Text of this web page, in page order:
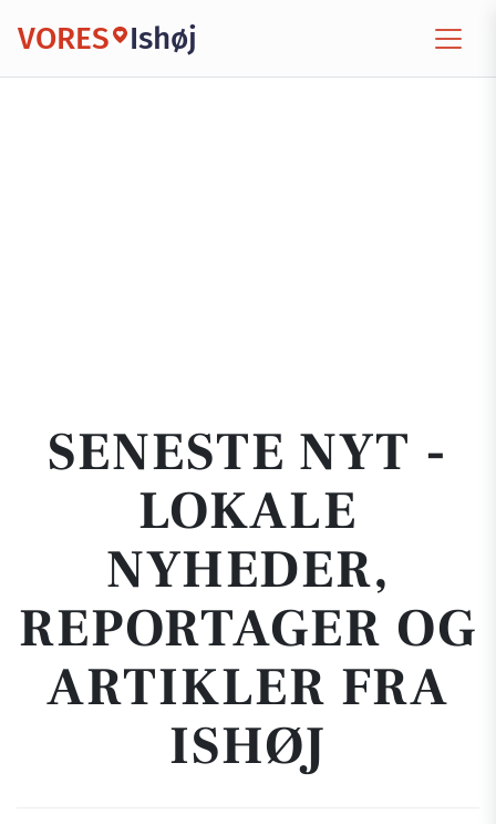
VORES Ishøj
SENESTE NYT -
LOKALE
NYHEDER,
REPORTAGER OG
ARTIKLER FRA
ISHØJ